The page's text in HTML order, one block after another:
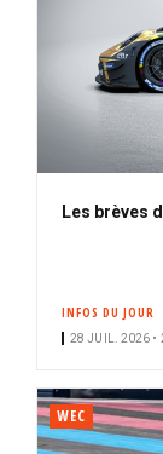
Les brèves
INFOS DU JOUR
28 JUIL. 2026 •
WEC